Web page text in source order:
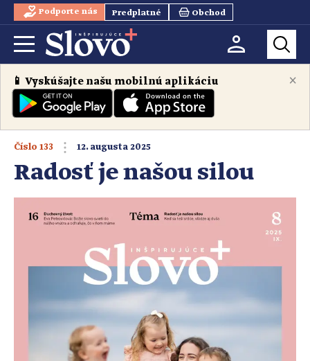
Podporte nás Predplatné Obchod
×
📱 Vyskúšajte našu mobilnú aplikáciu
Číslo 133 12. augusta 2025
Radosť je našou silou